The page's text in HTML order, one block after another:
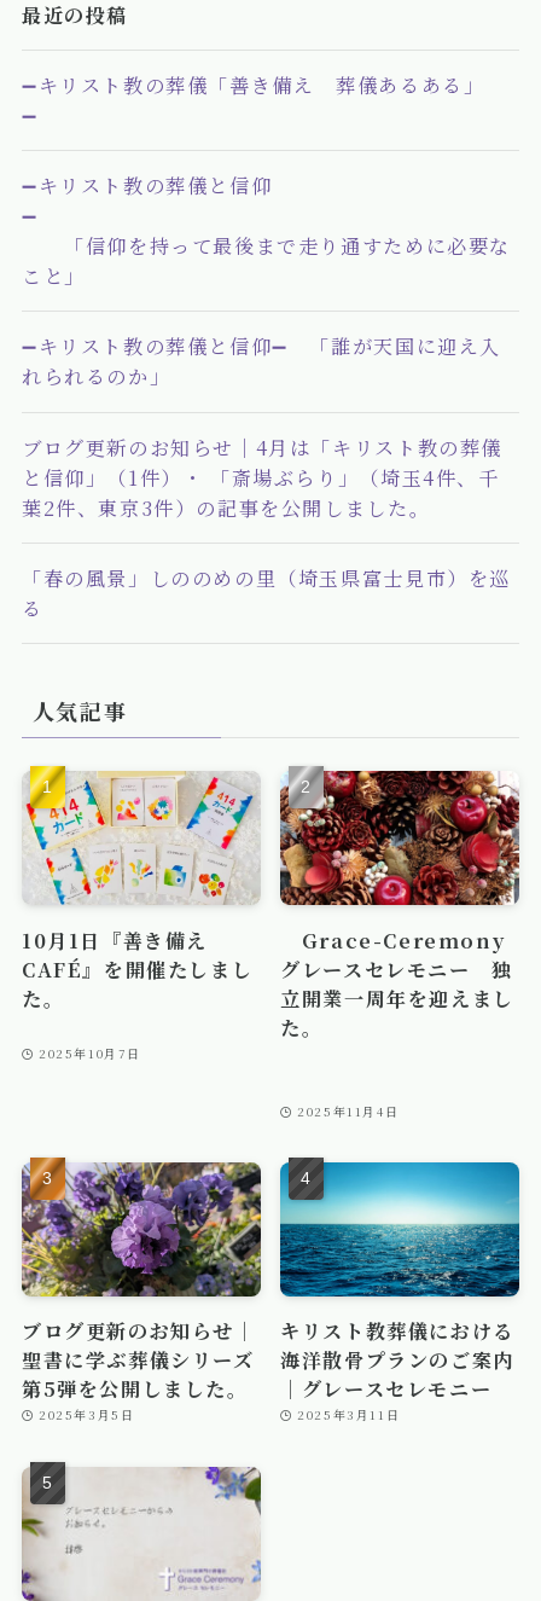
最近の投稿
➖キリスト教の葬儀「善き備え 葬儀あるある」
➖
➖キリスト教の葬儀と信仰
➖
「信仰を持って最後まで走り通すために必要な
こと」
➖キリスト教の葬儀と信仰➖ 「誰が天国に迎え入
れられるのか」
ブログ更新のお知らせ｜4月は「キリスト教の葬儀
と信仰」（1件）・ 「斎場ぶらり」（埼玉4件、千
葉2件、東京3件）の記事を公開しました。
「春の風景」しののめの里（埼玉県富士見市）を巡
る
人気記事
10月1日『善き備え
CAFÉ』を開催たしまし
た。
2025年10月7日
Grace-Ceremony
グレースセレモニー 独
立開業一周年を迎えまし
た。
2025年11月4日
ブログ更新のお知らせ｜
聖書に学ぶ葬儀シリーズ
第5弾を公開しました。
2025年3月5日
キリスト教葬儀における
海洋散骨プランのご案内
｜グレースセレモニー
2025年3月11日